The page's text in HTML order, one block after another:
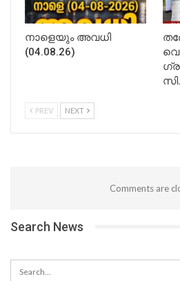
നാളെയും അവധി
(04.08.26)
PREV NEXT
Comments are
Search News